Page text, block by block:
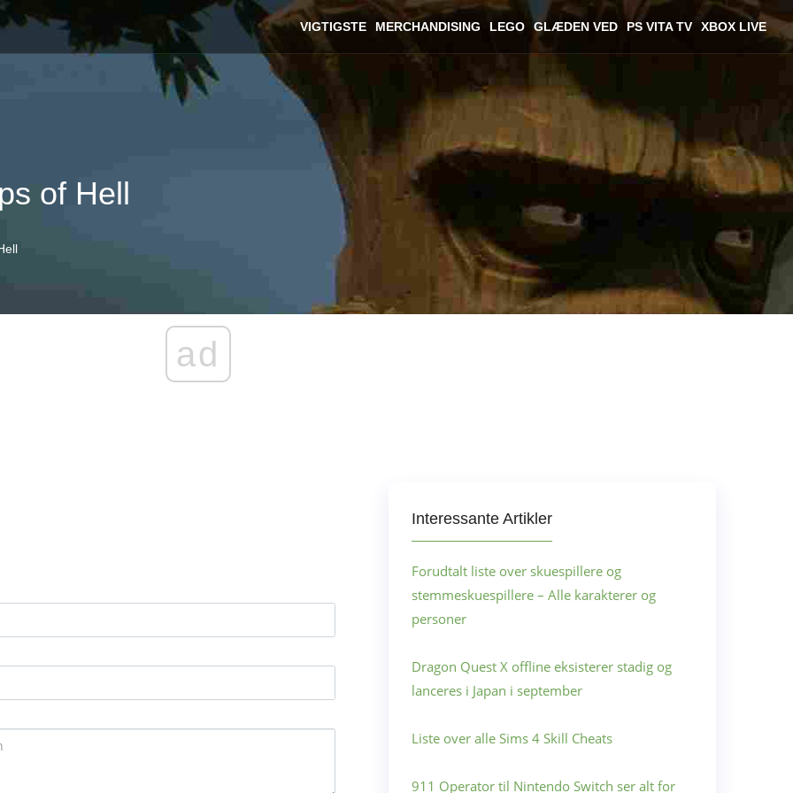
VIGTIGSTE MERCHANDISING LEGO GLÆDEN VED PS VITA TV XBOX LIVE
of Hell
ad
Interessante Artikler
Forudtalt liste over skuespillere og
stemmeskuespillere – Alle karakterer og
personer
Dragon Quest X offline eksisterer stadig og
lanceres i Japan i september
Liste over alle Sims 4 Skill Cheats
911 Operator til Nintendo Switch ser alt for